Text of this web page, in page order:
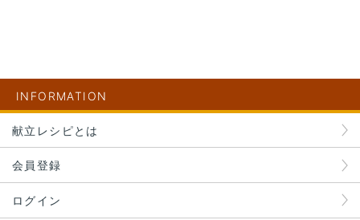
INFORMATION
献立レシピとは
会員登録
ログイン